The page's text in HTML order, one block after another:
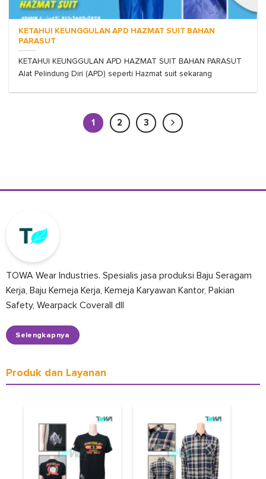
KETAHUI KEUNGGULAN APD HAZMAT SUIT BAHAN
PARASUT
KETAHUI KEUNGGULAN APD HAZMAT SUIT BAHAN PARASUT
Alat Pelindung Diri (APD) seperti Hazmat suit sekarang
1 2 3
TOWA Wear Industries. Spesialis jasa produksi Baju Seragam
Kerja, Baju Kemeja Kerja, Kemeja Karyawan Kantor, Pakian
Safety, Wearpack Coverall dll
Selengkapnya
Produk dan Layanan